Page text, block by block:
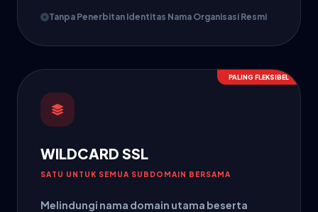
Tanpa Penerbitan Identitas Nama Organisasi Resmi
PALING FLEKSIBEL
WILDCARD SSL
SATU UNTUK SEMUA SUBDOMAIN BERSAMA
Melindungi nama domain utama beserta